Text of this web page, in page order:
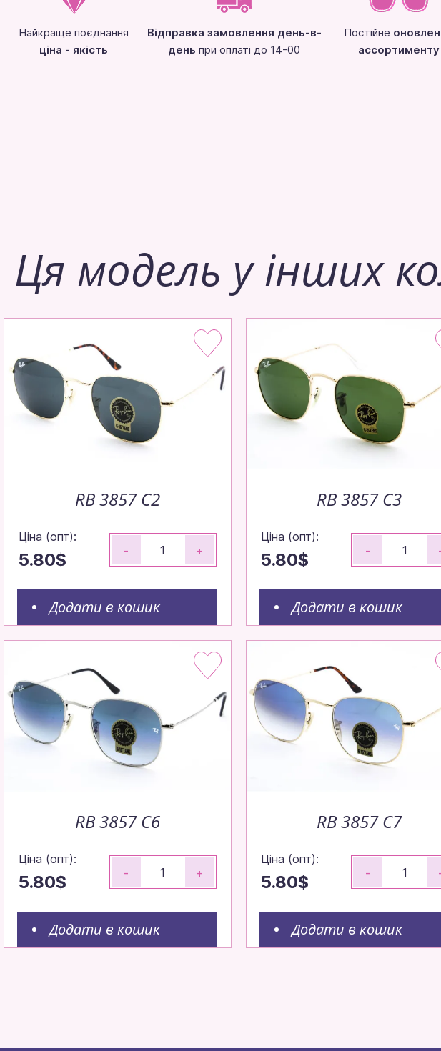
Найкраще поєднання
ціна - якість
Відправка замовлення день-в-
день при оплаті до 14-00
Постійне
ассортименту
Ця модель у інших
RB 3857 C2
Ціна (опт):
5.80$ - +
Додати в кошик
RB 3857 C3
Ціна (опт):
5.80$ -
Додати в кошик
RB 3857 C6
Ціна (опт):
5.80$ - +
Додати в кошик
RB 3857 C7
Ціна (опт):
5.80$ -
Додати в кошик